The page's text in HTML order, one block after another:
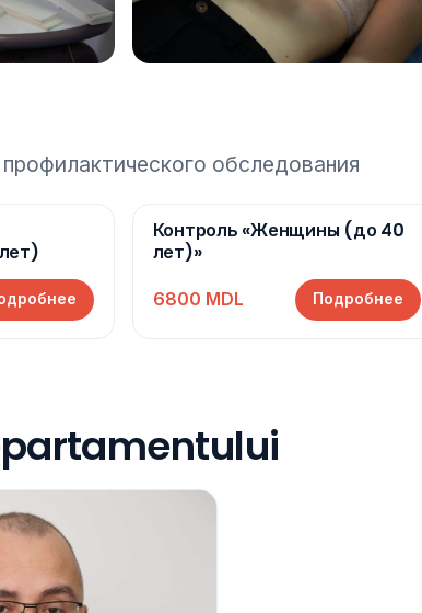
обследования
Контроль «Женщины (до 40
лет)»
6800 MDL Подробнее